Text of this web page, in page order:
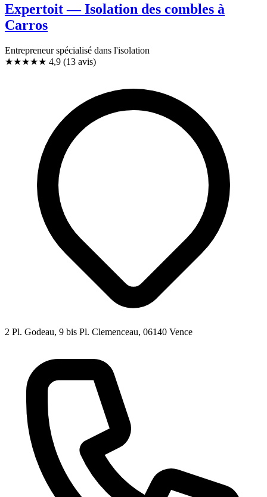
Expertoit — Isolation des combles à
Carros
Entrepreneur spécialisé dans l'isolation
★★★★★ 4,9 (13 avis)
2 Pl. Godeau, 9 bis Pl. Clemenceau, 06140 Vence